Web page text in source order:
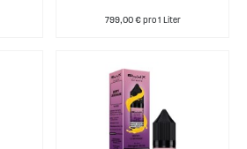
799,00 € pro 1 Liter